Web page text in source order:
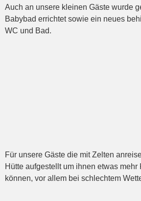
Auch an unsere kleinen Gäste wurde
Babybad errichtet sowie ein neues
WC und Bad.
Für unsere Gäste die mit Zelten
Hütte aufgestellt um ihnen etwas mehr
können, vor allem bei schlechtem